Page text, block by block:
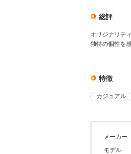
総評
オリジナリテ
独特の個性を
特徴
カジュアル
メーカー
モデル